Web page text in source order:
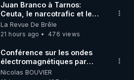
Juan Branco à Tarnos:
Ceuta, le narcotrafic et le
pouvoir en France
La Revue De Brêle
21 hours ago
476 views
Conférence sur les ondes
électromagnétiques par
Grégoire Caustru et Bart de
Nicolas BOUVIER